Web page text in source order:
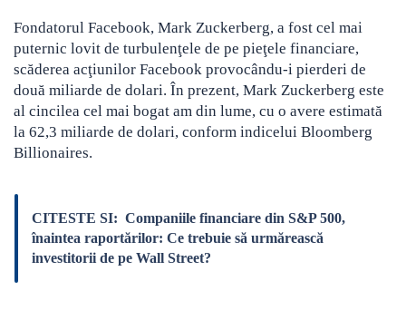
Fondatorul Facebook, Mark Zuckerberg, a fost cel mai
puternic lovit de turbulenţele de pe pieţele financiare,
scăderea acţiunilor Facebook provocându-i pierderi de
două miliarde de dolari. În prezent, Mark Zuckerberg este
al cincilea cel mai bogat am din lume, cu o avere estimată
la 62,3 miliarde de dolari, conform indicelui Bloomberg
Billionaires.
CITESTE SI: Companiile financiare din S&P 500,
înaintea raportărilor: Ce trebuie să urmărească
investitorii de pe Wall Street?